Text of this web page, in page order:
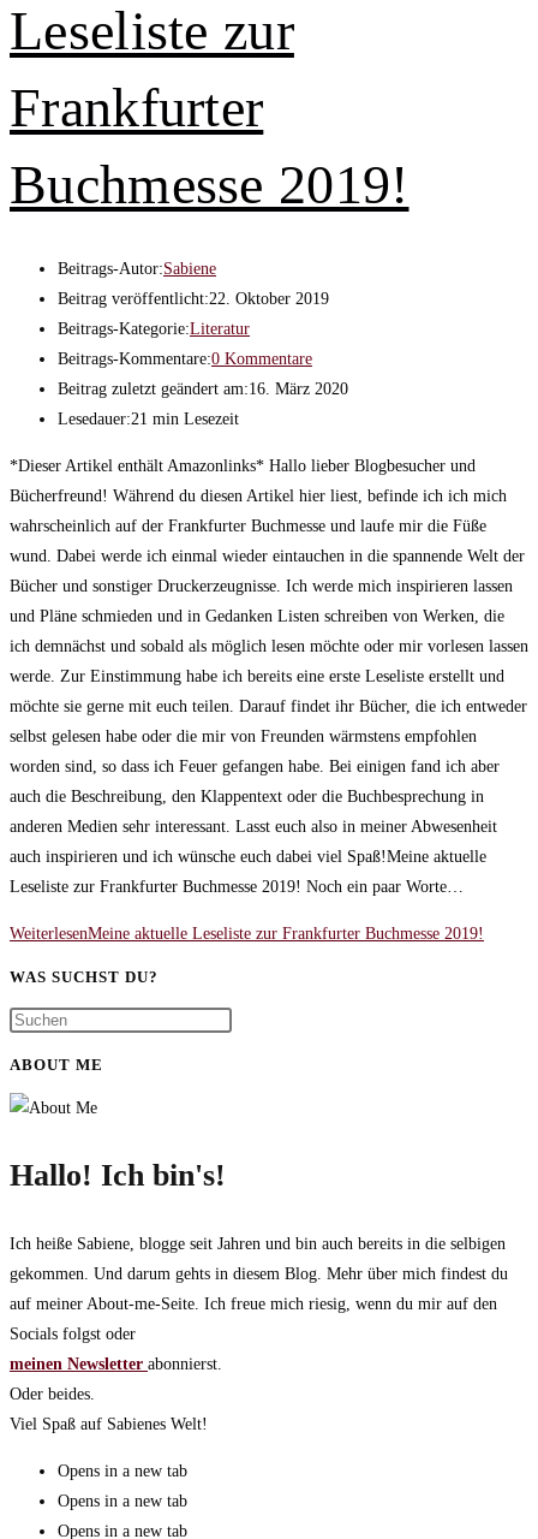
Leseliste zur
Frankfurter
Buchmesse 2019!
Beitrags-Autor:Sabiene
Beitrag veröffentlicht:22. Oktober 2019
Beitrags-Kategorie:Literatur
Beitrags-Kommentare:0 Kommentare
Beitrag zuletzt geändert am:16. März 2020
Lesedauer:21 min Lesezeit
*Dieser Artikel enthält Amazonlinks* Hallo lieber Blogbesucher und
Bücherfreund! Während du diesen Artikel hier liest, befinde ich ich mich
wahrscheinlich auf der Frankfurter Buchmesse und laufe mir die Füße
wund. Dabei werde ich einmal wieder eintauchen in die spannende Welt der
Bücher und sonstiger Druckerzeugnisse. Ich werde mich inspirieren lassen
und Pläne schmieden und in Gedanken Listen schreiben von Werken, die
ich demnächst und sobald als möglich lesen möchte oder mir vorlesen lassen
werde. Zur Einstimmung habe ich bereits eine erste Leseliste erstellt und
möchte sie gerne mit euch teilen. Darauf findet ihr Bücher, die ich entweder
selbst gelesen habe oder die mir von Freunden wärmstens empfohlen
worden sind, so dass ich Feuer gefangen habe. Bei einigen fand ich aber
auch die Beschreibung, den Klappentext oder die Buchbesprechung in
anderen Medien sehr interessant. Lasst euch also in meiner Abwesenheit
auch inspirieren und ich wünsche euch dabei viel Spaß!Meine aktuelle
Leseliste zur Frankfurter Buchmesse 2019! Noch ein paar Worte…
WeiterlesenMeine aktuelle Leseliste zur Frankfurter Buchmesse 2019!
WAS SUCHST DU?
ABOUT ME
Hallo! Ich bin's!
Ich heiße Sabiene, blogge seit Jahren und bin auch bereits in die selbigen
gekommen. Und darum gehts in diesem Blog. Mehr über mich findest du
auf meiner About-me-Seite. Ich freue mich riesig, wenn du mir auf den
Socials folgst oder
meinen Newsletter abonnierst.
Oder beides.
Viel Spaß auf Sabienes Welt!
Opens in a new tab
Opens in a new tab
Opens in a new tab